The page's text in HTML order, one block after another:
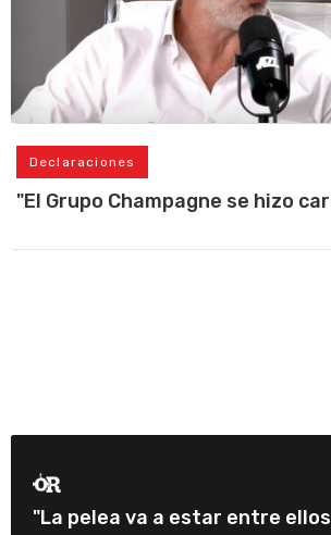
Declaraciones
"El Grupo Champagne se hizo
"La pelea va a estar entre